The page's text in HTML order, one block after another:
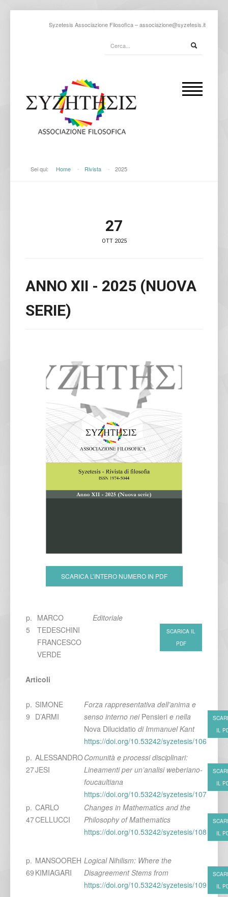
Syzetesis Associazione Filosofica –associazione@syzetesis.it
Sei qui: Home - Rivista - 2025
27
OTT 2025
ANNO XII - 2025 (NUOVA
SERIE)
SCARICA L’INTERO NUMERO IN PDF
p.
5
MARCO
TEDESCHINI
FRANCESCO
VERDE
Editoriale
SCARICA IL
PDF
Articoli
p.
9
SIMONE
D’ARMI
Forza rappresentativa dell’anima e
senso interno nei Pensieri e nella
Nova Dilucidatio di Immanuel Kant
https://doi.org/10.53242/syzetesis/106
IL
p.
27
ALESSANDRO
JESI
Comunità e processi disciplinari:
Lineamenti per un’analisi weberiano-
foucaultiana
https://doi.org/10.53242/syzetesis/107
IL
p.
47
CARLO
CELLUCCI
Changes in Mathematics and the
Philosophy of Mathematics
https://doi.org/10.53242/syzetesis/108
IL
p.
69
MANSOOREH
KIMIAGARI
Logical Nihilism: Where the
Disagreement Stems from
https://doi.org/10.53242/syzetesis/109
IL